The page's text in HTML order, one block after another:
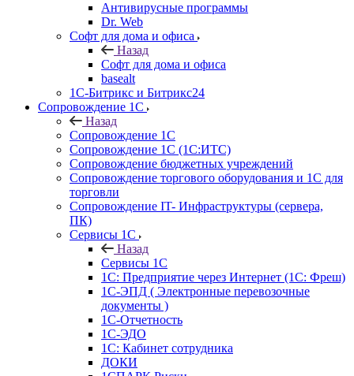
Антивирусные программы
Dr. Web
Софт для дома и офиса
Назад
Софт для дома и офиса
basealt
1С-Битрикс и Битрикс24
Сопровождение 1С
Назад
Сопровождение 1С
Сопровождение 1С (1С:ИТС)
Сопровождение бюджетных учреждений
Сопровождение торгового оборудования и 1С для
торговли
Сопровождение IT- Инфраструктуры (сервера,
ПК)
Сервисы 1С
Назад
Сервисы 1С
1С: Предприятие через Интернет (1С: Фреш)
1С-ЭПД ( Электронные перевозочные
документы )
1С-Отчетность
1С-ЭДО
1С: Кабинет сотрудника
ДОКИ